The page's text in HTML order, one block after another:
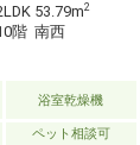
53.79m2
階 南西
浴室乾燥機
ペット相談可